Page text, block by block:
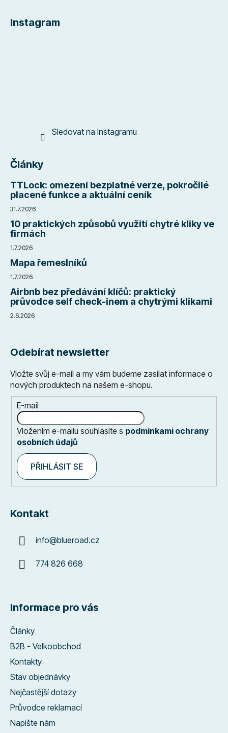
Instagram
Sledovat na Instagramu
Články
TTLock: omezení bezplatné verze, pokročilé
placené funkce a aktuální ceník
31.7.2026
10 praktických způsobů využití chytré kliky ve
firmách
1.7.2026
Mapa řemeslníků
1.7.2026
Airbnb bez předávání klíčů: praktický
průvodce self check-inem a chytrými klikami
2.6.2026
Odebírat newsletter
Vložte svůj e-mail a my vám budeme zasílat informace o
nových produktech na našem e-shopu.
E-mail
Vložením e-mailu souhlasíte s podmínkami ochrany
osobních údajů
PŘIHLÁSIT SE
Kontakt
info@blueroad.cz
774 826 668
Informace pro vás
Články
B2B - Velkoobchod
Kontakty
Stav objednávky
Nejčastější dotazy
Průvodce reklamací
Napište nám